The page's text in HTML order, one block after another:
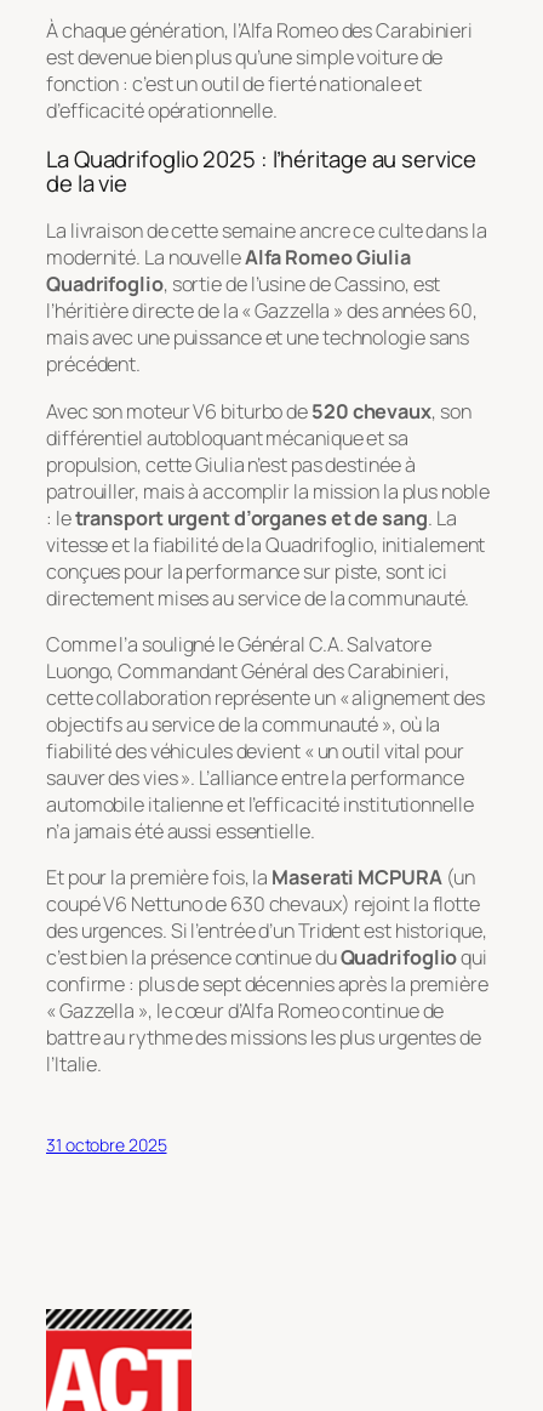
À chaque génération, l’Alfa Romeo des Carabinieri
est devenue bien plus qu’une simple voiture de
fonction : c’est un outil de fierté nationale et
d’efficacité opérationnelle.
La Quadrifoglio 2025 : l’héritage au service
de la vie
La livraison de cette semaine ancre ce culte dans la
modernité. La nouvelleAlfa Romeo Giulia
Quadrifoglio, sortie de l’usine de Cassino, est
l’héritière directe de la « Gazzella » des années 60,
mais avec une puissance et une technologie sans
précédent.
Avec son moteur V6 biturbo de520 chevaux, son
différentiel autobloquant mécanique et sa
propulsion, cette Giulia n’est pas destinée à
patrouiller, mais à accomplir la mission la plus noble
: letransport urgent d’organes et de sang. La
vitesse et la fiabilité de la Quadrifoglio, initialement
conçues pour la performance sur piste, sont ici
directement mises au service de la communauté.
Comme l’a souligné le Général C.A. Salvatore
Luongo, Commandant Général des Carabinieri,
cette collaboration représente un « alignement des
objectifs au service de la communauté », où la
fiabilité des véhicules devient « un outil vital pour
sauver des vies ». L’alliance entre la performance
automobile italienne et l’efficacité institutionnelle
n’a jamais été aussi essentielle.
Et pour la première fois, la Maserati MCPURA(un
coupé V6 Nettuno de 630 chevaux) rejoint la flotte
des urgences. Si l’entrée d’un Trident est historique,
c’est bien la présence continue duQuadrifoglioqui
confirme : plus de sept décennies après la première
« Gazzella », le cœur d’Alfa Romeo continue de
battre au rythme des missions les plus urgentes de
l’Italie.
31 octobre 2025